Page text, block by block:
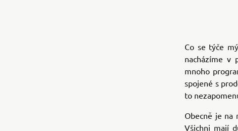
Co se týče
nacházíme v
mnoho
spojené s
to
Obecně je na
Všichni mají